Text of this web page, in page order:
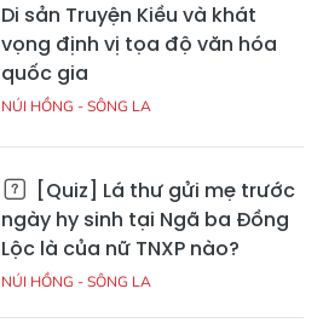
Di sản Truyện Kiều và khát
vọng định vị tọa độ văn hóa
quốc gia
NÚI HỒNG - SÔNG LA
[Quiz] Lá thư gửi mẹ trước
ngày hy sinh tại Ngã ba Đồng
Lộc là của nữ TNXP nào?
NÚI HỒNG - SÔNG LA